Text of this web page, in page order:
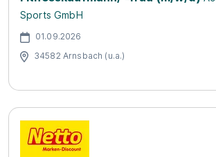
Sports GmbH
01.09.2026
34582 Arnsbach (u.a.)